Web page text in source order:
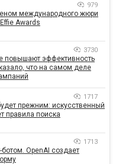
979
международного жюри
Awards
3730
повышают эффективность
что на самом деле
1717
прежним: искусственный
правила поиска
1713
ботом. OpenAI создает